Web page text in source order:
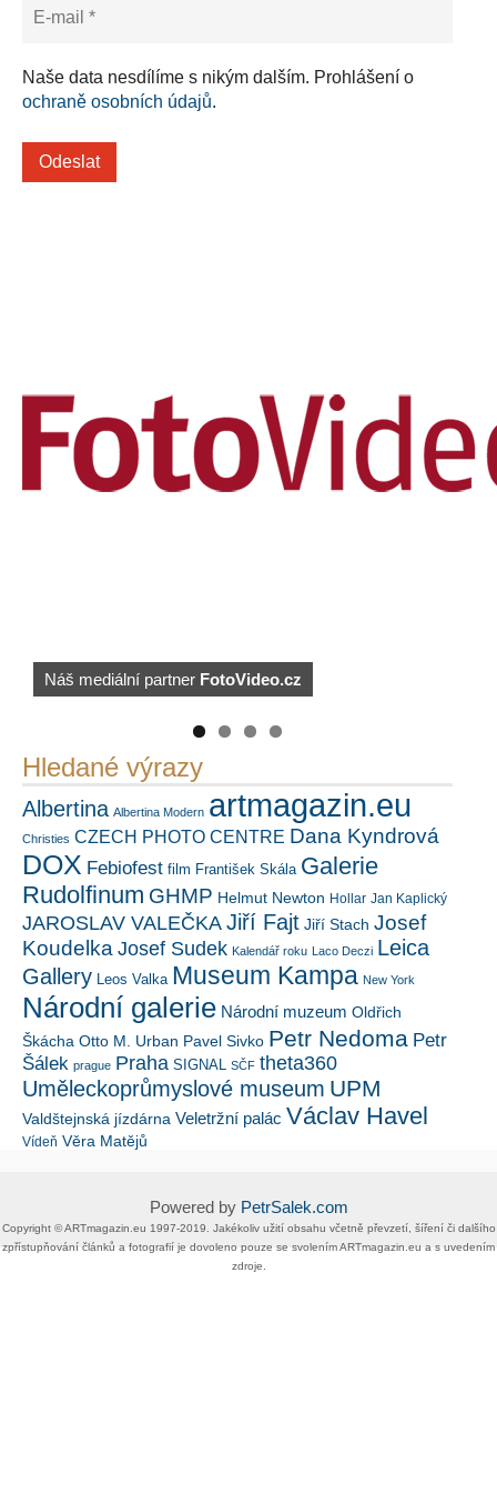
Naše data nesdílíme s nikým dalším. Prohlášení o
ochraně osobních údajů.
Náš mediální partnerFotoVideo.cz
PetrSalek.com
Hledané výrazy
Albertina Albertina Modern artmagazin.eu
Christies CZECH PHOTO CENTRE Dana Kyndrová
DOX Febiofest film František Skála Galerie
Rudolfinum GHMP Helmut Newton Hollar Jan Kaplický
JAROSLAV VALEČKA Jiří Fajt Jiří Stach Josef
Koudelka Josef Sudek Kalendář roku Laco Deczi Leica
Gallery Leos Valka Museum Kampa New York
Národní galerie Národní muzeum Oldřich
Škácha Otto M. Urban Pavel Sivko Petr Nedoma Petr
Šálek prague Praha SIGNAL SČF theta360
Uměleckoprůmyslové museum UPM
Valdštejnská jízdárna Veletržní palác Václav Havel
Vídeň Věra Matějů
Powered by PetrSalek.com
Copyright ©​ ​​ARTmagazin.eu ​1997-2019​.​ Jakékoliv užití obsahu včetně převzetí, šíření či dalšího
zpřístupňování článků a fotografií je dovoleno pouze se svolením ​ARTmagazin.eu​ ​a s uvedením
zdroje.